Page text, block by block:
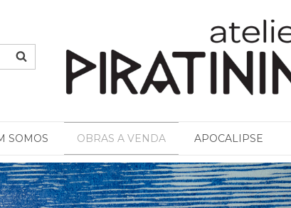
SOMOS OBRAS A VENDA APOCALIPSE